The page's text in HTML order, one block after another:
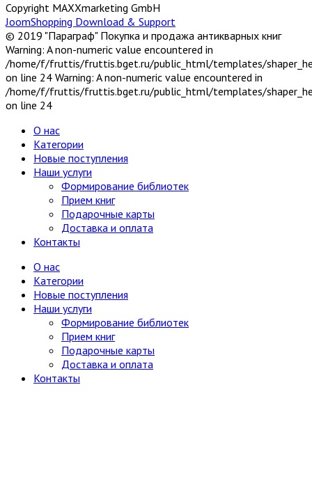
Copyright MAXXmarketing GmbH
JoomShopping Download & Support
© 2019 "Параграф" Покупка и продажа антикварных книг
Warning: A non-numeric value encountered in
/home/f/fruttis/fruttis.bget.ru/public_html/templates/
on line 24 Warning: A non-numeric value encountered in
/home/f/fruttis/fruttis.bget.ru/public_html/templates/
on line 24
О нас
Категории
Новые поступления
Наши услуги
Формирование библиотек
Прием книг
Подарочные карты
Доставка и оплата
Контакты
О нас
Категории
Новые поступления
Наши услуги
Формирование библиотек
Прием книг
Подарочные карты
Доставка и оплата
Контакты